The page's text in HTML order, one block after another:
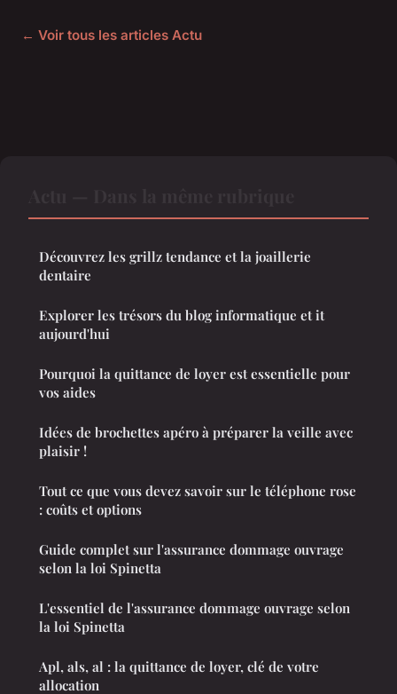
← Voir tous les articles Actu
Découvrez les grillz tendance et la joaillerie
dentaire
Explorer les trésors du blog informatique et it
aujourd'hui
Pourquoi la quittance de loyer est essentielle pour
vos aides
Idées de brochettes apéro à préparer la veille avec
plaisir !
Tout ce que vous devez savoir sur le téléphone rose
: coûts et options
Guide complet sur l'assurance dommage ouvrage
selon la loi Spinetta
L'essentiel de l'assurance dommage ouvrage selon
la loi Spinetta
Apl, als, al : la quittance de loyer, clé de votre
allocation